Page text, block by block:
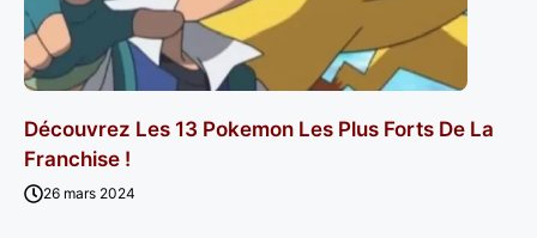
Découvrez Les 13 Pokemon Les Plus Forts De La
Franchise !
26 mars 2024